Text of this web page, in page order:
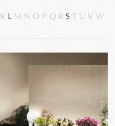
K L M N O P Q R S U V W